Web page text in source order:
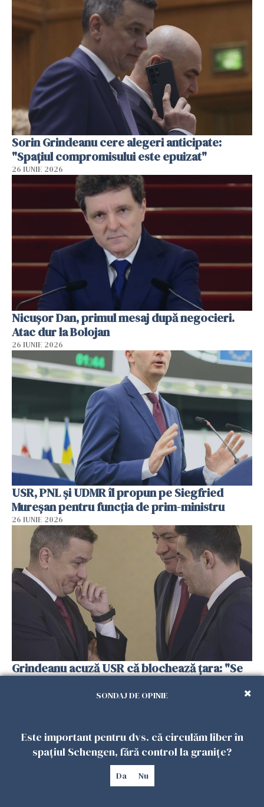
Sorin Grindeanu cere alegeri anticipate:
"Spațiul compromisului este epuizat"
26 IUNIE 2026
Nicușor Dan, primul mesaj după negocieri.
Atac dur la Bolojan
26 IUNIE 2026
USR, PNL şi UDMR îl propun pe Siegfried
Mureşan pentru funcţia de prim-ministru
26 IUNIE 2026
Grindeanu acuză USR că blochează țara: "Se
SONDAJ DE OPINIE
Este important pentru dvs. că circulăm liber în
spațiul Schengen, fără control la granițe?
Da Nu